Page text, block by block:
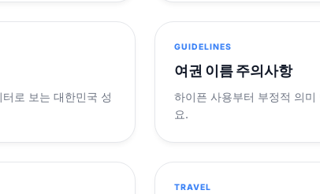
로 보는 대한민국 성
GUIDELINES
여권 이름 주의사항
하이픈 사용부터 부정적 의미
요.
TRAVEL